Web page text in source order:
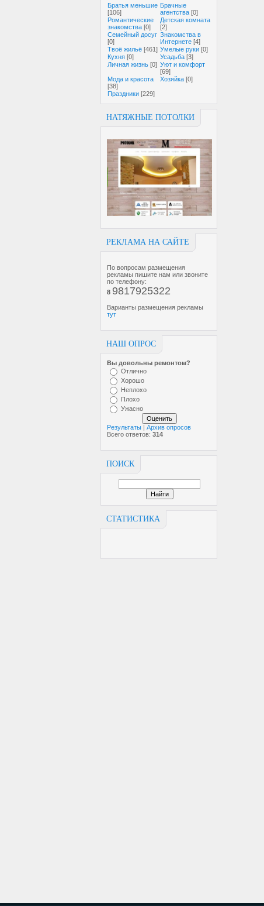
Братья меньшие
[106]
Брачные
агентства [0]
Романтические
знакомства [0]
Детская комната
[2]
Семейный досуг
[0]
Знакомства в
Интернете [4]
Твоё жильё [461] Умелые руки [0]
Кухня [0] Усадьба [3]
Личная жизнь [0] Уют и комфорт
[69]
Мода и красота
[38]
Хозяйка [0]
Праздники [229]
НАТЯЖНЫЕ ПОТОЛКИ
РЕКЛАМА НА САЙТЕ
По вопросам размещения
рекламы пишите нам или звоните
по телефону:
8 9817925322
Варианты размещения рекламы
тут
НАШ ОПРОС
Вы довольны ремонтом?
Отлично
Хорошо
Неплохо
Плохо
Ужасно
Результаты
Архив опросов
Всего ответов: 314
ПОИСК
СТАТИСТИКА